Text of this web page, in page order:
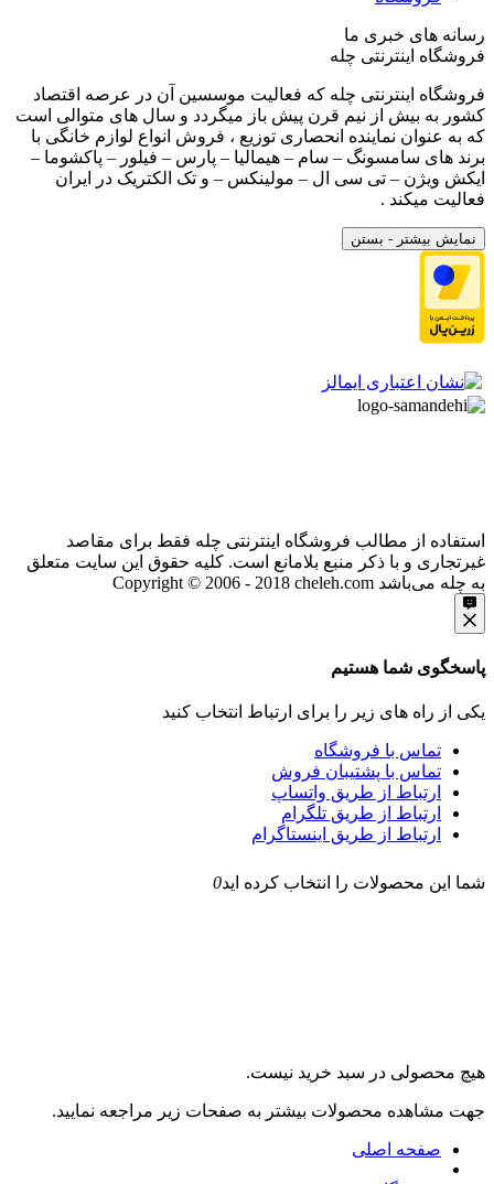
رسانه های خبری ما
فروشگاه اینترنتی چله
فروشگاه اینترنتی چله که فعالیت موسسین آن در عرصه اقتصاد
کشور به بیش از نیم قرن پیش باز میگردد و سال های متوالی است
که به عنوان نماینده انحصاری توزیع ، فروش انواع لوازم خانگی با
برند های سامسونگ – سام – هیمالیا – پارس – فیلور – پاکشوما –
ایکش ویژن – تی سی ال – مولینکس – و تک الکتریک در ایران
فعالیت میکند .
نمایش بیشتر - بستن
استفاده از مطالب فروشگاه اینترنتی چله فقط برای مقاصد
غیرتجاری و با ذکر منبع بلامانع است. کلیه حقوق این سایت متعلق
به چله می‌باشد Copyright © 2006 - 2018 cheleh.com
پاسخگوی شما هستیم
یکی از راه های زیر را برای ارتباط انتخاب کنید
تماس با فروشگاه
تماس با پشتیبان فروش
ارتباط از طریق واتساپ
ارتباط از طریق تلگرام
ارتباط از طریق اینستاگرام
شما این محصولات را انتخاب کرده اید0
هیچ محصولی در سبد خرید نیست.
جهت مشاهده محصولات بیشتر به صفحات زیر مراجعه نمایید.
صفحه اصلی